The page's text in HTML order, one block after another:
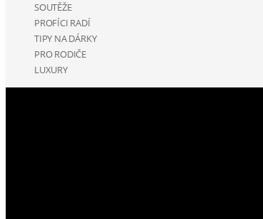
SOUTĚŽE
PROFÍCI RADÍ
TIPY NA DÁRKY
PRO RODIČE
LUXURY